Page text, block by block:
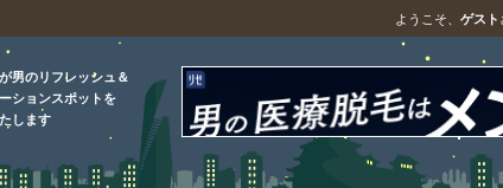
ようこそ、 ゲスト
男のリフレッシュ＆
ションスポットを
します